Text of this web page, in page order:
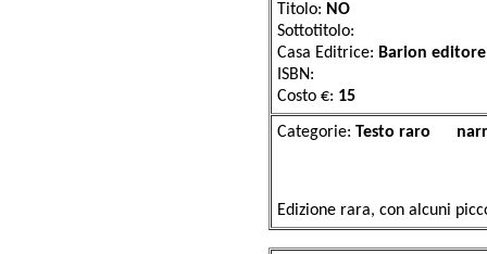
Titolo: NO
Sottotitolo:
Casa Editrice: Barion
ISBN:
Costo €: 15
Categorie: Testo
Edizione rara, con alcuni